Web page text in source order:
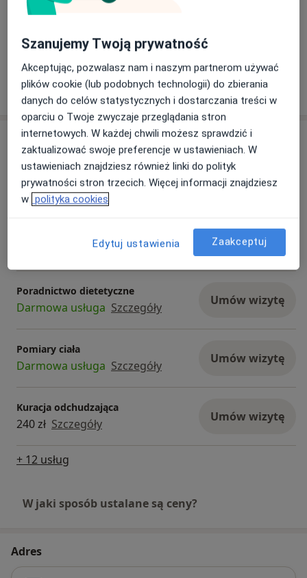
żywieniowe pomocne w codziennej diecie.
Oszczędź swój czas przed wizytą.
Pokaż więcejo doświadczeniu
Usługi i ceny
Konsultacja dietetyczna (pierwsza
wizyta)
180 zł Szczegóły
Umów wizytę
Szczegóły Umów wizytę
Poradnictwo dietetyczne
Darmowa usługa Szczegóły Umów wizytę
Pomiary ciała
Darmowa usługa Szczegóły Umów wizytę
Kuracja odchudzająca
240 zł Szczegóły Umów wizytę
+ 12 usług
W jaki sposób ustalane są ceny?
Adres
Szanujemy Twoją prywatność
Akceptując, pozwalasz nam i naszym partnerom używać
plików cookie (lub podobnych technologii) do zbierania
danych do celów statystycznych i dostarczania treści w
oparciu o Twoje zwyczaje przeglądania stron
internetowych. W każdej chwili możesz sprawdzić i
zaktualizować swoje preferencje w ustawieniach. W
ustawieniach znajdziesz również linki do polityk
prywatności stron trzecich. Więcej informacji znajdziesz
w polityka cookies
Edytuj ustawienia Zaakceptuj